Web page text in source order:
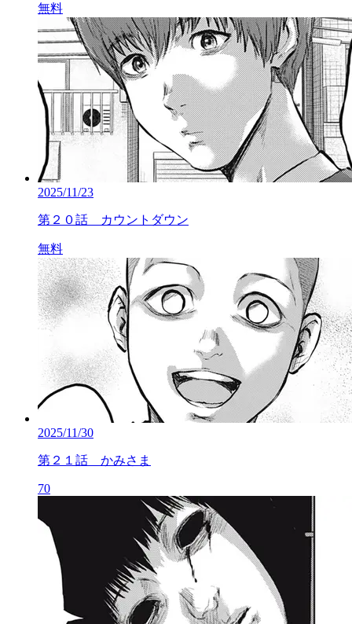
無料
2025/11/23
第２０話 カウントダウン
無料
2025/11/30
第２１話 かみさま
70